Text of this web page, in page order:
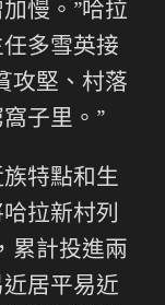
慢。”哈拉
多雪英接
攻堅、村落
子里。”
特點和生
拉新村列
累計投進兩
居平易近